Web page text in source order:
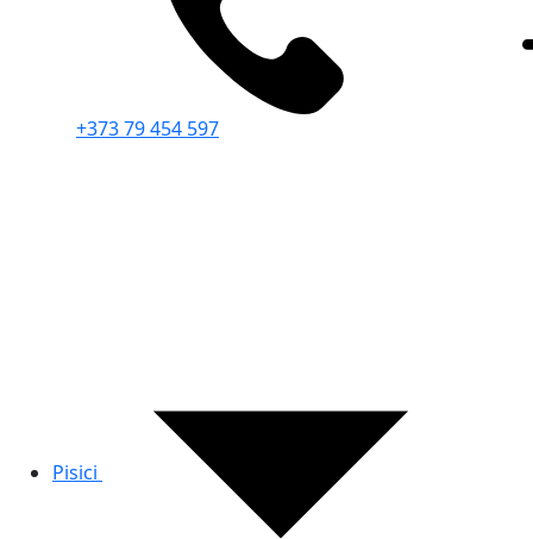
+373 79 454 597
Pisici